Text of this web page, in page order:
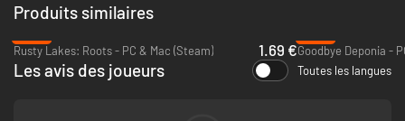
Produits similaires
Rusty Lakes: Roots - PC & Mac (Steam)
1.69 €Goodbye Deponia -
Les avis des joueurs Toutes les langues